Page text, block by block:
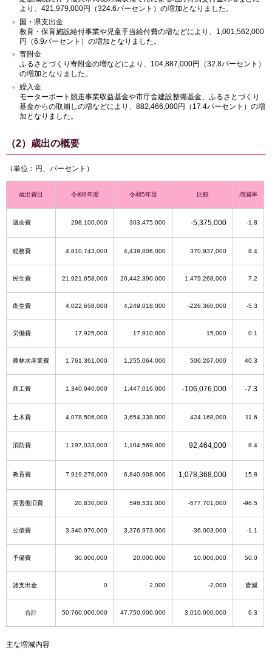
より、421,979,000円（324.6パーセント）の増加となりました。
国・県支出金
教育・保育施設給付事業や児童手当給付費の増などにより、1,001,562,000
円（6.9パーセント）の増加となりました。
寄附金
ふるさとづくり寄附金の増などにより、104,887,000円（32.8パーセント）
の増加となりました。
繰入金
モーターボート競走事業収益基金や市庁舎建設整備基金、ふるさとづくり
基金からの取崩しの増などにより、882,466,000円（17.4パーセント）の増
加となりました。
（2）歳出の概要
（単位：円、パーセント）
歳出費目 令和6年度 令和5年度 比較 増減率
議会費 298,100,000 303,475,000 -5,375,000 -1.8
総務費 4,810,743,000 4,439,806,000 370,937,000 8.4
民生費 21,921,658,000 20,442,390,000 1,479,268,000 7.2
衛生費 4,022,658,000 4,249,018,000 -226,360,000 -5.3
労働費 17,925,000 17,910,000 15,000 0.1
農林水産業費 1,761,361,000 1,255,064,000 506,297,000 40.3
商工費 1,340,940,000 1,447,016,000 -106,076,000 -7.3
土木費 4,078,506,000 3,654,338,000 424,168,000 11.6
消防費 1,197,033,000 1,104,569,000 92,464,000 8.4
教育費 7,919,276,000 6,840,908,000 1,078,368,000 15.8
災害復旧費 20,830,000 598,531,000 -577,701,000 -96.5
公債費 3,340,970,000 3,376,973,000 -36,003,000 -1.1
予備費 30,000,000 20,000,000 10,000,000 50.0
諸支出金 0 2,000 -2,000 皆減
合計 50,760,000,000 47,750,000,000 3,010,000,000 6.3
主な増減内容